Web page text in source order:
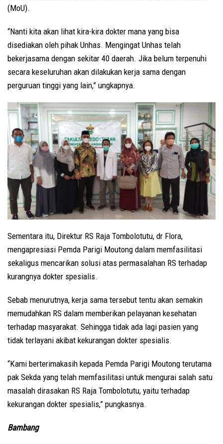
(MoU).
“Nanti kita akan lihat kira-kira dokter mana yang bisa
disediakan oleh pihak Unhas. Mengingat Unhas telah
bekerjasama dengan sekitar 40 daerah. Jika belum terpenuhi
secara keseluruhan akan dilakukan kerja sama dengan
perguruan tinggi yang lain,” ungkapnya.
Sementara itu, Direktur RS Raja Tombolotutu, dr Flora,
mengapresiasi Pemda Parigi Moutong dalam memfasilitasi
sekaligus mencarikan solusi atas permasalahan RS terhadap
kurangnya dokter spesialis.
Sebab menurutnya, kerja sama tersebut tentu akan semakin
memudahkan RS dalam memberikan pelayanan kesehatan
terhadap masyarakat. Sehingga tidak ada lagi pasien yang
tidak terlayani akibat kekurangan dokter spesialis.
“Kami berterimakasih kepada Pemda Parigi Moutong terutama
pak Sekda yang telah memfasilitasi untuk mengurai salah satu
masalah dirasakan RS Raja Tombolotutu, yaitu terhadap
kekurangan dokter spesialis,” pungkasnya.
Bambang